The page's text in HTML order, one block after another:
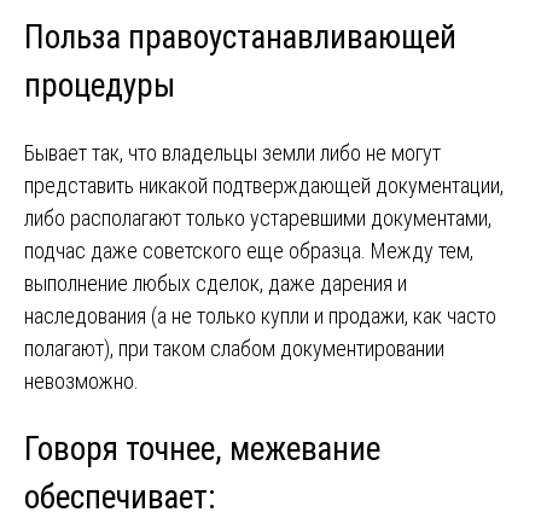
Польза правоустанавливающей
процедуры
Бывает так, что владельцы земли либо не могут
представить никакой подтверждающей документации,
либо располагают только устаревшими документами,
подчас даже советского еще образца. Между тем,
выполнение любых сделок, даже дарения и
наследования (а не только купли и продажи, как часто
полагают), при таком слабом документировании
невозможно.
Говоря точнее, межевание
обеспечивает: